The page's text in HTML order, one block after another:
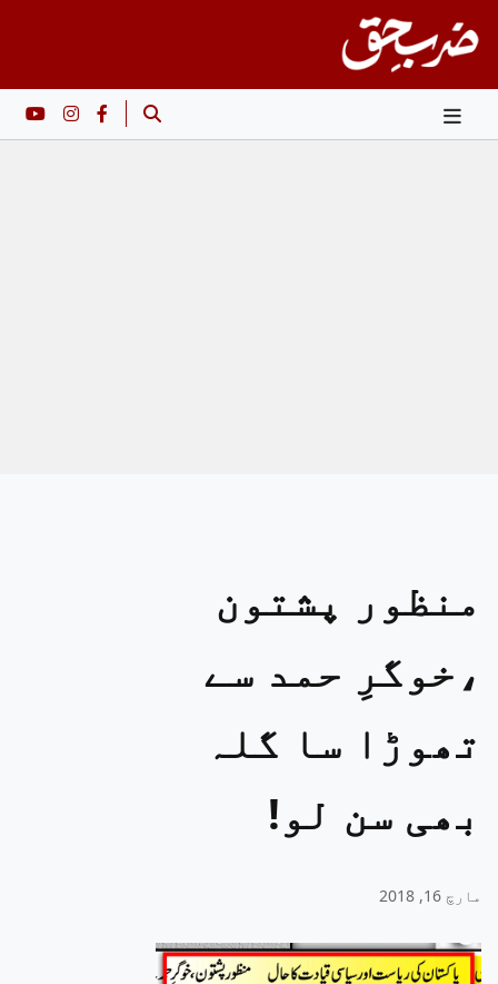
content
منظور پشتون
،خوگرِ حمد سے
تھوڑا سا گلہ
بھی سن لو!
مارچ 16, 2018